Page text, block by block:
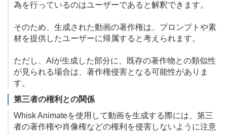
為を行っているのはユーザーであると解釈できます。
そのため、生成された動画の著作権は、プロンプトや素
材を提供したユーザーに帰属すると考えられます。
ただし、AIが生成した部分に、既存の著作物との類似性
が見られる場合は、著作権侵害となる可能性がありま
す。
第三者の権利との関係
Whisk Animateを使用して動画を生成する際には、第三
者の著作権や肖像権などの権利を侵害しないように注意